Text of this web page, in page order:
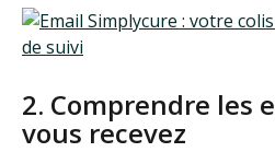
2. Comprendre les
vous recevez